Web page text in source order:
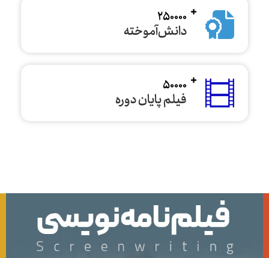
250000
دانش‌آموخته
50000
فیلم پایان دوره